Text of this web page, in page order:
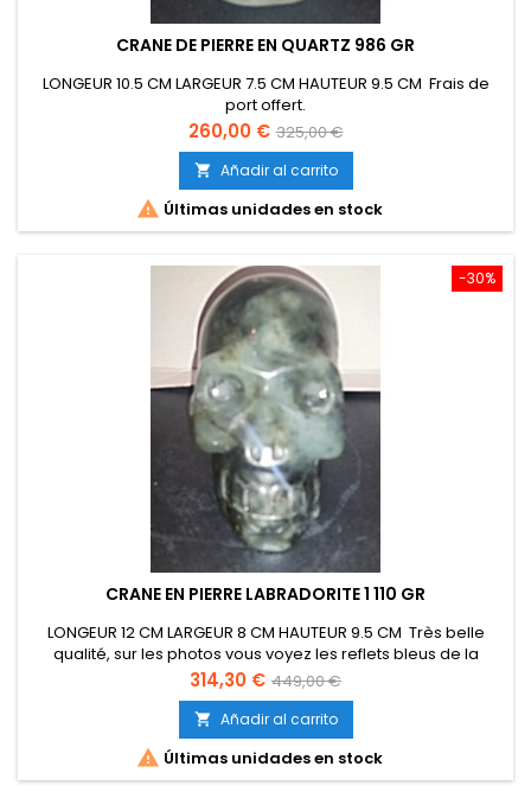
CRANE DE PIERRE EN QUARTZ 986 GR
LONGEUR 10.5 CM LARGEUR 7.5 CM HAUTEUR 9.5 CM Frais de
port offert.
Precio
260,00 € Precio
base
325,00 €
 Añadir al carrito
 Últimas unidades en stock
-30%
CRANE EN PIERRE LABRADORITE 1 110 GR
LONGEUR 12 CM LARGEUR 8 CM HAUTEUR 9.5 CM Très belle
qualité, sur les photos vous voyez les reflets bleus de la
labradorite. Frais de port offert.
Precio
314,30 € Precio
base
449,00 €
 Añadir al carrito
 Últimas unidades en stock